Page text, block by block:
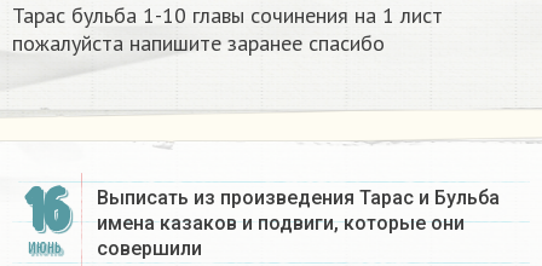
Тарас бульба 1-10 главы сочинения на 1 лист
пожалуйста напишите заранее спасибо
16
ИЮНЬ
Выписать из произведения Тарас и Бульба
имена казаков и подвиги, которые они
совершили